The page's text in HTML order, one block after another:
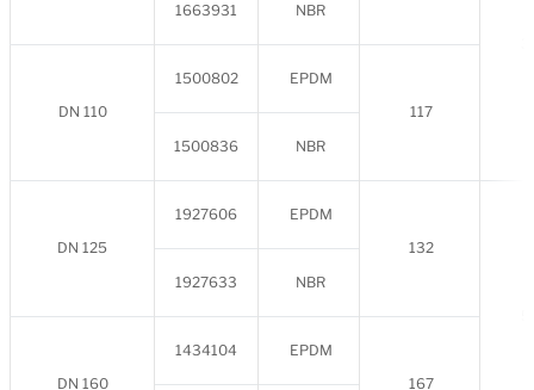
1663931 NBR
DN 110
1500802
EPDM
117
1500836
NBR
DN 125
1927606
EPDM
132
1927633 NBR
DN 160
1434104
EPDM
167